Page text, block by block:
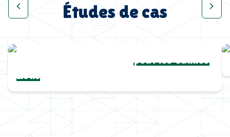
Études de cas
Une collection complètepour les Cannes
Lions